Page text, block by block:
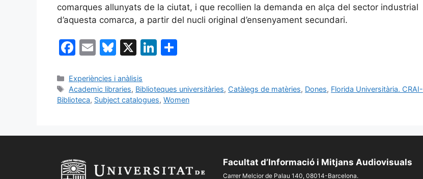
comarques allunyats de la ciutat, i que recollien la demanda en alça del sector industrial
d’aquesta comarca, a partir del nucli original d’ensenyament secundari.
F
c
e
k
E
ai
l
Bl
e
s
X
Li
e p
Categories
Experiències i anàlisis
Etiquetes
Academic libraries, Biblioteques universitàries, Catàlegs de matèries, Dones, Florida Universitària. CRAI-
Biblioteca, Subject catalogues, Women
Facultat d’Informació i Mitjans Audiovisuals
Carrer Melcior de Palau 140, 08014-Barcelona.